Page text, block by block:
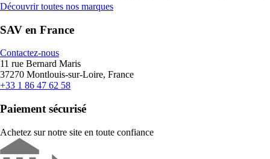
Découvrir toutes nos marques
SAV en France
Contactez-nous
11 rue Bernard Maris
37270 Montlouis-sur-Loire, France
+33 1 86 47 62 58
Paiement sécurisé
Achetez sur notre site en toute confiance